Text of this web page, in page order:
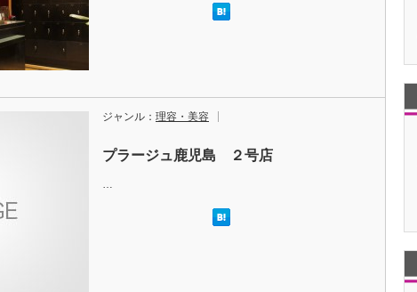
ジャンル： 理容・美容
プラージュ鹿児島 ２号店
…